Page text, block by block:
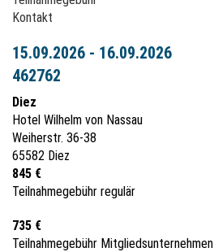
Kontakt
15.09.2026 - 16.09.2026
462762
Diez
Hotel Wilhelm von Nassau
Weiherstr. 36-38
65582 Diez
845 €
Teilnahmegebühr regulär
735 €
Teilnahmegebühr Mitgliedsunternehmen